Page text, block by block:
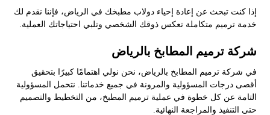
إذا كنت تبحث عن إعادة إحياء دولاب مطبخك في الرياض، فإننا نقدم لك
خدمة ترميم متكاملة تعكس ذوقك الشخصي وتلبي احتياجاتك العملية.
شركة ترميم المطابخ بالرياض
في شركة ترميم المطابخ بالرياض، نحن نولي اهتمامًا كبيرًا بتحقيق
أقصى درجات المسؤولية والمرونة في جميع خدماتنا. نتحمل المسؤولية
التامة عن كل خطوة في عملية ترميم المطبخ، من التخطيط والتصميم
حتى التنفيذ والمراجعة النهائية.